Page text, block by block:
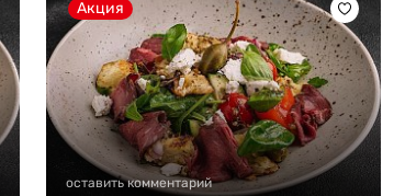
Акция
оставить комментарий